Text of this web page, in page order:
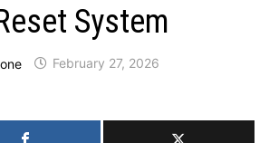
System
February 27, 2026